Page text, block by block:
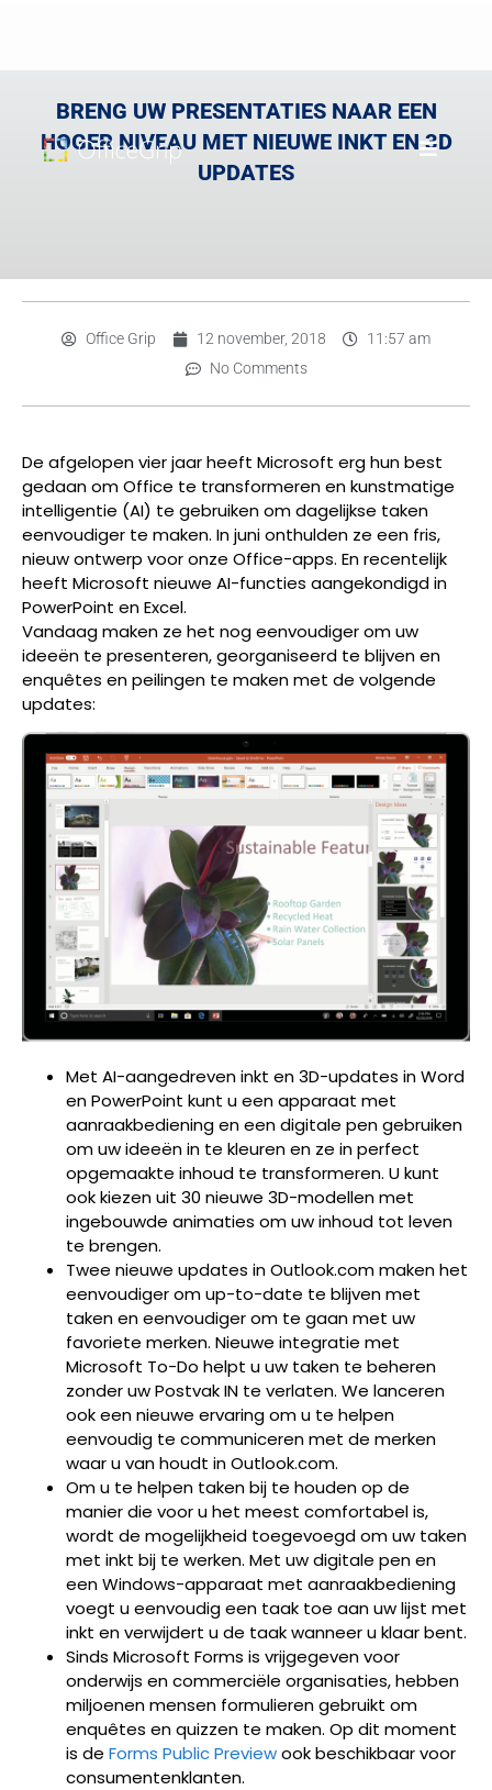
BRENG UW PRESENTATIES NAAR EEN
HOGER NIVEAU MET NIEUWE INKT EN 3D
UPDATES
Office Grip 12 november, 2018
11:57 am
No Comments
De afgelopen vier jaar heeft Microsoft erg hun best
gedaan om Office te transformeren en kunstmatige
intelligentie (AI) te gebruiken om dagelijkse taken
eenvoudiger te maken. In juni onthulden ze een fris,
nieuw ontwerp voor onze Office-apps. En recentelijk
heeft Microsoft nieuwe AI-functies aangekondigd in
PowerPoint en Excel.
Vandaag maken ze het nog eenvoudiger om uw
ideeën te presenteren, georganiseerd te blijven en
enquêtes en peilingen te maken met de volgende
updates:
Met AI-aangedreven inkt en 3D-updates in Word
en PowerPoint kunt u een apparaat met
aanraakbediening en een digitale pen gebruiken
om uw ideeën in te kleuren en ze in perfect
opgemaakte inhoud te transformeren. U kunt
ook kiezen uit 30 nieuwe 3D-modellen met
ingebouwde animaties om uw inhoud tot leven
te brengen.
Twee nieuwe updates in Outlook.com maken het
eenvoudiger om up-to-date te blijven met
taken en eenvoudiger om te gaan met uw
favoriete merken. Nieuwe integratie met
Microsoft To-Do helpt u uw taken te beheren
zonder uw Postvak IN te verlaten. We lanceren
ook een nieuwe ervaring om u te helpen
eenvoudig te communiceren met de merken
waar u van houdt in Outlook.com.
Om u te helpen taken bij te houden op de
manier die voor u het meest comfortabel is,
wordt de mogelijkheid toegevoegd om uw taken
met inkt bij te werken. Met uw digitale pen en
een Windows-apparaat met aanraakbediening
voegt u eenvoudig een taak toe aan uw lijst met
inkt en verwijdert u de taak wanneer u klaar bent.
Sinds Microsoft Forms is vrijgegeven voor
onderwijs en commerciële organisaties, hebben
miljoenen mensen formulieren gebruikt om
enquêtes en quizzen te maken. Op dit moment
is de Forms Public Previewook beschikbaar voor
consumentenklanten.